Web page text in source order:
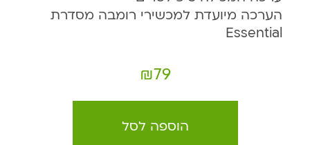
הערכה מיועדת למכשירי רומבה מסדרת
Essential
₪79
הוספה לסל